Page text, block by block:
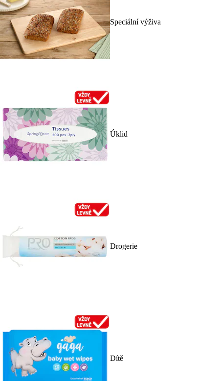
Speciální výživa
Úklid
Drogerie
Dítě